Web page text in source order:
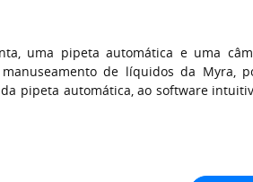
uma pipeta automática e uma
de líquidos da Myra,
pipeta automática, ao software